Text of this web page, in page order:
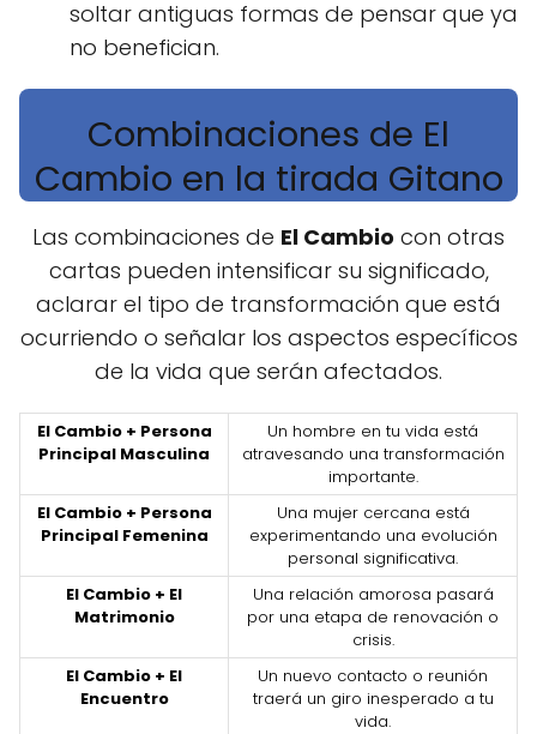
soltar antiguas formas de pensar que ya
no benefician.
Combinaciones de El
Cambio en la tirada Gitano
Las combinaciones de El Cambio con otras
cartas pueden intensificar su significado,
aclarar el tipo de transformación que está
ocurriendo o señalar los aspectos específicos
de la vida que serán afectados.
El Cambio + Persona
Principal Masculina
Un hombre en tu vida está
atravesando una transformación
importante.
El Cambio + Persona
Principal Femenina
Una mujer cercana está
experimentando una evolución
personal significativa.
El Cambio + El
Matrimonio
Una relación amorosa pasará
por una etapa de renovación o
crisis.
El Cambio + El
Encuentro
Un nuevo contacto o reunión
traerá un giro inesperado a tu
vida.